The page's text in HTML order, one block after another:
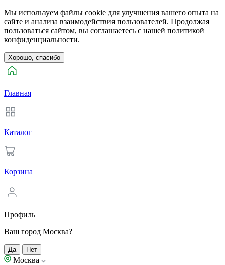
Мы используем файлы cookie для улучшения вашего опыта на
сайте и анализа взаимодействия пользователей. Продолжая
пользоваться сайтом, вы соглашаетесь с нашей политикой
конфиденциальности.
Хорошо, спасибо
Главная
Каталог
Корзина
Профиль
Ваш город Москва?
Да Нет
Москва